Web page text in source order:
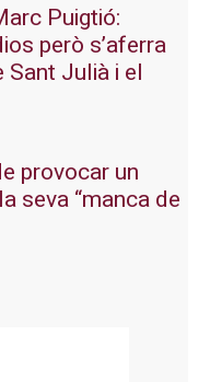
Puigtió:
però s’aferra
Julià i el
provocar un
seva “manca de